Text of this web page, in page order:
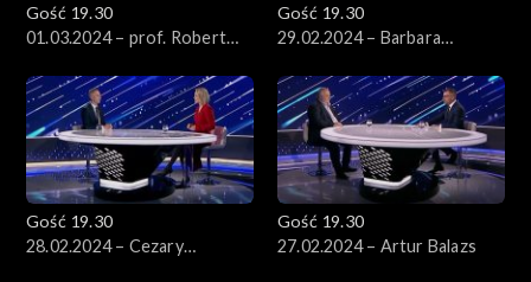
Gość 19.30
01.03.2024 – prof. Robert
Gość 19.30
29.02.2024 – Barbara
Gość 19.30
28.02.2024 – Cezary
Gość 19.30
27.02.2024 – Artur Balazs